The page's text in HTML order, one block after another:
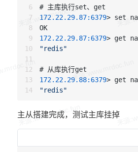
master_repl_offset:15
repl_backlog_active:1
repl_backlog_size:1048576
# 从库
# Stats
total_net_input_bytes:609
172.22.29.87:6379> set
172.22.29.87:6379
"redis"
172.22.29.88:6379
"redis"
主从搭建完成，测试主库挂掉